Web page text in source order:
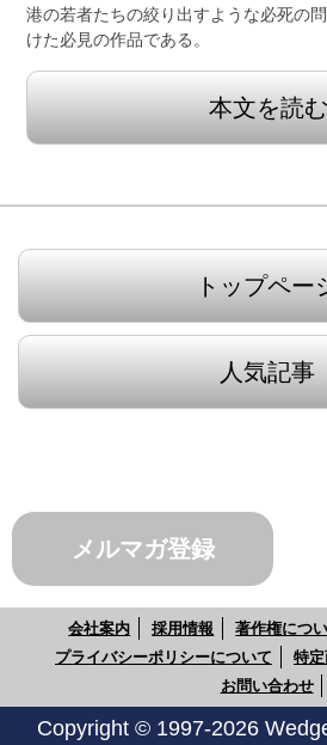
港の若者たちの絞り出すような必死の
けた必見の作品である。
本文を読む
トップペー
人気記事
メルマガ登録
会社案内 採用情報 著作権につ
プライバシーポリシーについて
特
お問い合わせ
Copyright © 1997-2026